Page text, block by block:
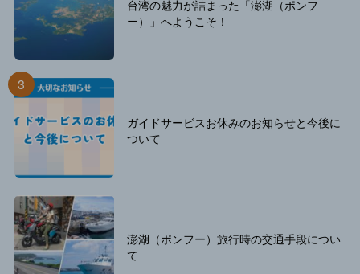
台湾の魅力が詰まった「澎湖（ポンフ
ー）」へようこそ！
ガイドサービスお休みのお知らせと今後に
ついて
澎湖（ポンフー）旅行時の交通手段につい
て